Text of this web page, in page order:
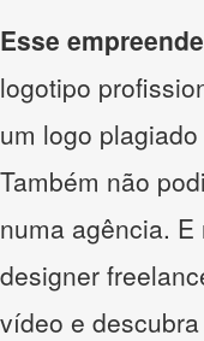
Esse
logotipo
um logo
Também não
numa agência.
designer
vídeo e